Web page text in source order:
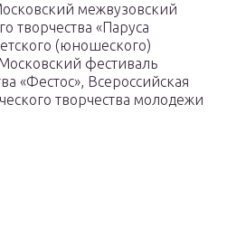
межвузовский
творчества «Паруса
(юношеского)
фестиваль
«Фестос», Всероссийская
творчества молодежи